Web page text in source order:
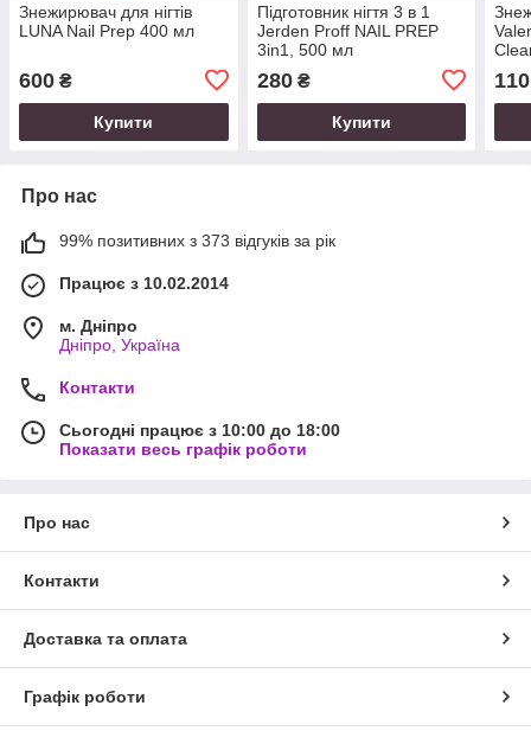
Знежирювач для нігтів
LUNA Nail Prep 400 мл
600 ₴
Купити
Підготовник нігтя 3 в 1
Jerden Proff NAIL PREP
3in1, 500 мл
280₴
Купити
110
Про нас
99% позитивних з 373 відгуків за рік
Працює з 10.02.2014
м. Дніпро
Дніпро, Україна
Контакти
Сьогодні працює з 10:00 до 18:00
Показати весь графік роботи
Про нас
Контакти
Доставка та оплата
Графік роботи